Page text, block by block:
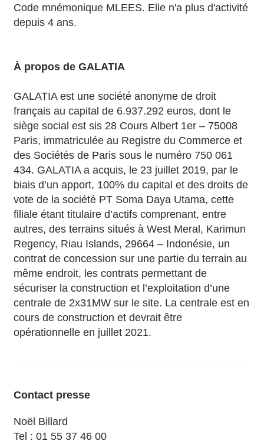
Code mnémonique MLEES. Elle n'a plus d'activité
depuis 4 ans.
À propos de GALATIA
GALATIA est une société anonyme de droit
français au capital de 6.937.292 euros, dont le
siège social est sis 28 Cours Albert 1er – 75008
Paris, immatriculée au Registre du Commerce et
des Sociétés de Paris sous le numéro 750 061
434. GALATIA a acquis, le 23 juillet 2019, par le
biais d’un apport, 100% du capital et des droits de
vote de la société PT Soma Daya Utama, cette
filiale étant titulaire d’actifs comprenant, entre
autres, des terrains situés à West Meral, Karimun
Regency, Riau Islands, 29664 – Indonésie, un
contrat de concession sur une partie du terrain au
même endroit, les contrats permettant de
sécuriser la construction et l’exploitation d’une
centrale de 2x31MW sur le site. La centrale est en
cours de construction et devrait être
opérationnelle en juillet 2021.
Contact presse
Noël Billard
Tel : 01 55 37 46 00